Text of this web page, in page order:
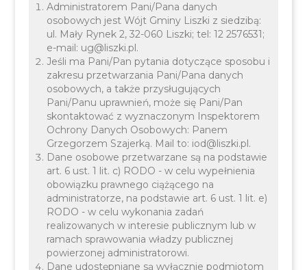
Kolejny numer Magazynu
Metropolitalnego
(4/2024)
Administratorem Pani/Pana danych
osobowych jest Wójt Gminy Liszki z siedzibą:
ul. Mały Rynek 2, 32-060 Liszki; tel: 12 2576531;
e-mail: ug@liszki.pl.
Jeśli ma Pani/Pan pytania dotyczące sposobu i
zakresu przetwarzania Pani/Pana danych
osobowych, a także przysługujących
Pani/Panu uprawnień, może się Pani/Pan
skontaktować z wyznaczonym Inspektorem
Ochrony Danych Osobowych: Panem
Grzegorzem Szajerką. Mail to: iod@liszki.pl.
Dane osobowe przetwarzane są na podstawie
art. 6 ust. 1 lit. c) RODO - w celu wypełnienia
obowiązku prawnego ciążącego na
administratorze, na podstawie art. 6 ust. 1 lit. e)
RODO - w celu wykonania zadań
realizowanych w interesie publicznym lub w
ramach sprawowania władzy publicznej
powierzonej administratorowi.
Dane udostępniane są wyłącznie podmiotom